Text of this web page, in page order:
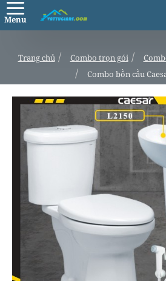
Trang chủh
Combo trọn gói
Combo bồn cầu